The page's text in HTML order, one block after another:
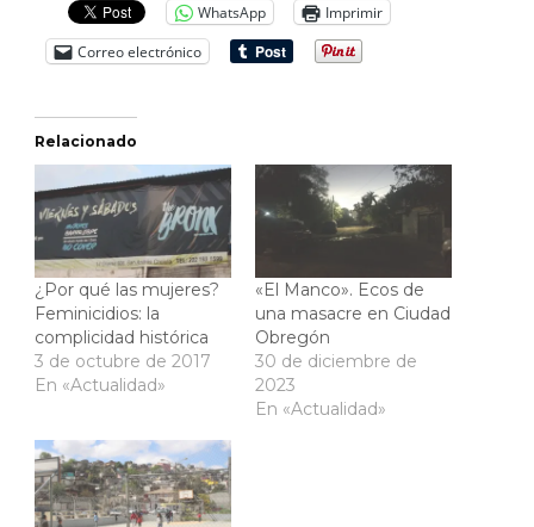
WhatsApp
Imprimir
Correo electrónico
Relacionado
¿Por qué las mujeres?
Feminicidios: la
complicidad histórica
3 de octubre de 2017
En «Actualidad»
«El Manco». Ecos de
una masacre en Ciudad
Obregón
30 de diciembre de
2023
En «Actualidad»